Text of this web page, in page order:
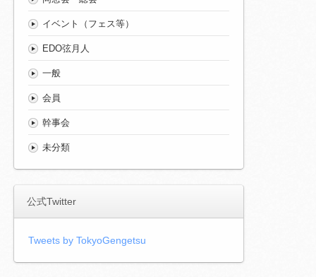
イベント（フェス等）
EDO弦月人
一般
会員
幹事会
未分類
公式Twitter
Tweets by TokyoGengetsu